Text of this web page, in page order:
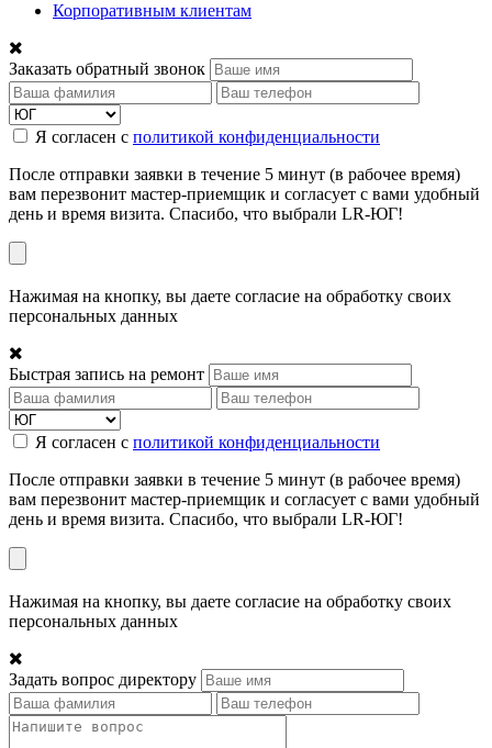
Корпоративным клиентам
Заказать обратный звонок
Я согласен с политикой конфиденциальности
После отправки заявки в течение 5 минут (в рабочее время)
вам перезвонит мастер-приемщик и согласует с вами удобный
день и время визита. Спасибо, что выбрали LR-ЮГ!
Нажимая на кнопку, вы даете согласие на обработку своих
персональных данных
Быстрая запись на ремонт
Я согласен с политикой конфиденциальности
После отправки заявки в течение 5 минут (в рабочее время)
вам перезвонит мастер-приемщик и согласует с вами удобный
день и время визита. Спасибо, что выбрали LR-ЮГ!
Нажимая на кнопку, вы даете согласие на обработку своих
персональных данных
Задать вопрос директору